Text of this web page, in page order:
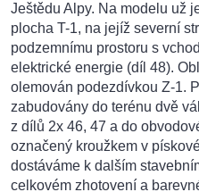
Ještědu Alpy. Na modelu už
plocha T-1, na jejíž severní
podzemnímu prostoru s
elektrické energie (díl 48).
olemován podezdívkou Z-1.
zabudovány do terénu dvě
z dílů 2x 46, 47 a do
označený kroužkem v
dostáváme k dalším
celkovém zhotovení a